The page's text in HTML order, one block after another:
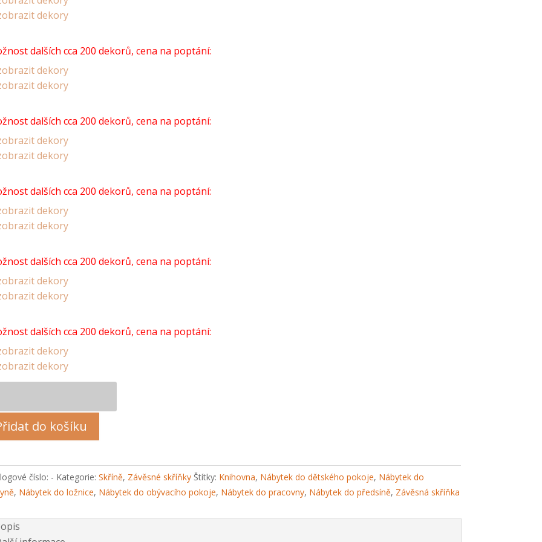
dekory
dalších cca 200 dekorů, cena na poptání:
dekory
dekory
dalších cca 200 dekorů, cena na poptání:
dekory
dekory
dalších cca 200 dekorů, cena na poptání:
dekory
dekory
dalších cca 200 dekorů, cena na poptání:
dekory
dekory
dalších cca 200 dekorů, cena na poptání:
dekory
dekory
do košíku
číslo: - Kategorie: Skříně, Závěsné skříňky Štítky: Knihovna, Nábytek do dětského pokoje, Nábytek do
, Nábytek do ložnice, Nábytek do obývacího pokoje, Nábytek do pracovny, Nábytek do předsíně, Závěsná skříňka